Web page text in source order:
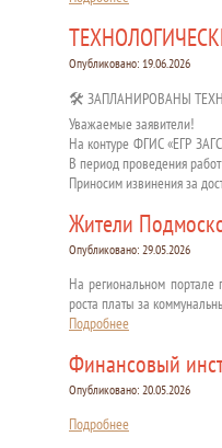
Опубликовано: 19.06.2026
🛠 ЗАПЛАНИРОВАНЫ
Уважаемые заявители!
На контуре ФГИС «ЕГР
В период проведения
Приносим извинения за
Жители
Опубликовано: 29.05.2026
На региональном портале
роста платы за
Подробнее
Финансовый
Опубликовано: 20.05.2026
Подробнее